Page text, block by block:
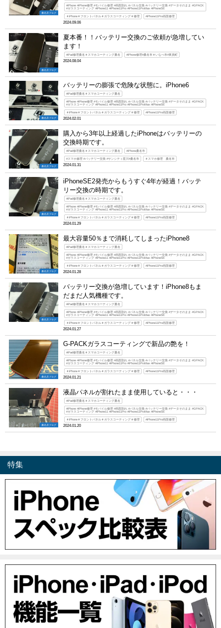
桑名店ブログ
#iPhone #iPhone修理 #モバイル修理 #画面割れ #パネル交換 #バッテリー交換 #データそのまま #GPACK
#ガラスコーティング #iPhone11 #iPhone11Pro #iPhone11ProMax #iPhoneSE
＃iPhone＃フロントパネル＃ガラスコーティング＃修理 #iPhone11Pro画面修理
2024.09.06
桑名店ブログ
夏本番！！バッテリー交換のご依頼が急増してい
ます！
#iPad修理桑名＃スマホコーティング桑名 #iPhone修理#桑名市＃いなべ市#東員町
2024.08.04
桑名店ブログ
バッテリーの膨張で危険な状態に。iPhone6
#iPad修理桑名＃スマホコーティング桑名
#iPhone #iPhone修理 #モバイル修理 #画面割れ #パネル交換 #バッテリー交換 #データそのまま #GPACK
#ガラスコーティング #iPhone11 #iPhone11Pro #iPhone11ProMax #iPhoneSE
＃iPhone＃フロントパネル＃ガラスコーティング＃修理 #iPhone11Pro画面修理
2024.02.01
桑名店ブログ
購入から3年以上経過したiPhoneはバッテリーの
交換時期です。
#iPad修理桑名＃スマホコーティング桑名 #iPhone桑名市
#スマホ修理 #バッテリー交換 #サンシティ星川#桑名市 ＃スマホ修理 桑名市
2024.01.31
桑名店ブログ
iPhoneSE2発売からもうすぐ4年が経過！バッテ
リー交換の時期です。
#iPad修理桑名＃スマホコーティング桑名
#iPhone #iPhone修理 #モバイル修理 #画面割れ #パネル交換 #バッテリー交換 #データそのまま #GPACK
#ガラスコーティング #iPhone11 #iPhone11Pro #iPhone11ProMax #iPhoneSE
＃iPhone＃フロントパネル＃ガラスコーティング＃修理 #iPhone11Pro画面修理
2024.01.29
桑名店ブログ
最大容量50％まで消耗してしまったiPhone8
#iPad修理桑名＃スマホコーティング桑名
#iPhone #iPhone修理 #モバイル修理 #画面割れ #パネル交換 #バッテリー交換 #データそのまま #GPACK
#ガラスコーティング #iPhone11 #iPhone11Pro #iPhone11ProMax #iPhoneSE
＃iPhone＃フロントパネル＃ガラスコーティング＃修理 #iPhone11Pro画面修理
2024.01.28
桑名店ブログ
バッテリー交換が急増しています！iPhone8もま
だまだ人気機種です。
#iPad修理桑名＃スマホコーティング桑名
#iPhone #iPhone修理 #モバイル修理 #画面割れ #パネル交換 #バッテリー交換 #データそのまま #GPACK
#ガラスコーティング #iPhone11 #iPhone11Pro #iPhone11ProMax #iPhoneSE
＃iPhone＃フロントパネル＃ガラスコーティング＃修理 #iPhone11Pro画面修理
2024.01.27
桑名店ブログ
G-PACKガラスコーティングで新品の艶を！
#iPad修理桑名＃スマホコーティング桑名
#iPhone #iPhone修理 #モバイル修理 #画面割れ #パネル交換 #バッテリー交換 #データそのまま #GPACK
#ガラスコーティング #iPhone11 #iPhone11Pro #iPhone11ProMax #iPhoneSE
＃iPhone＃フロントパネル＃ガラスコーティング＃修理 #iPhone11Pro画面修理
2024.01.21
桑名店ブログ
液晶パネルが割れたまま使用していると・・・
#iPad修理桑名＃スマホコーティング桑名
#iPhone #iPhone修理 #モバイル修理 #画面割れ #パネル交換 #バッテリー交換 #データそのまま #GPACK
#ガラスコーティング #iPhone11 #iPhone11Pro #iPhone11ProMax #iPhoneSE
＃iPhone＃フロントパネル＃ガラスコーティング＃修理 #iPhone11Pro画面修理
2024.01.20
特集